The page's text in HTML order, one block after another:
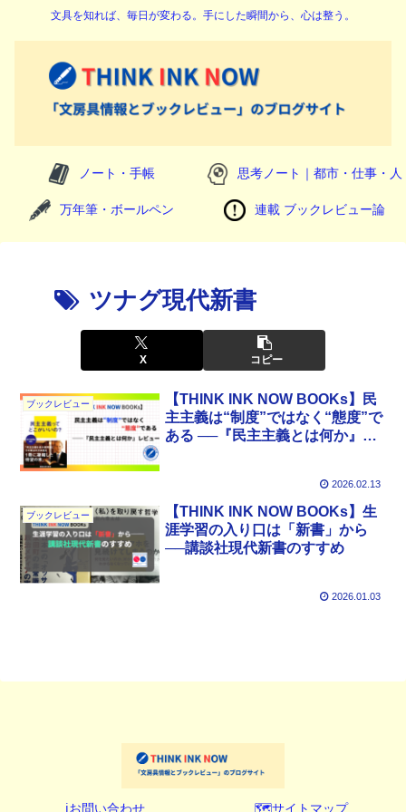
文具を知れば、毎日が変わる。手にした瞬間から、心は整う。
ノート・手帳 思考ノート｜都市・仕事・人
万年筆・ボールペン 連載 ブックレビュー論
ツナグ現代新書
X コピー
ブックレビュー
【THINK INK NOW BOOKs】民
主主義は“制度”ではなく“態度”で
ある ──『民主主義とは何か』レ
2026.02.13
ブックレビュー
【THINK INK NOW BOOKs】生
涯学習の入り口は「新書」から
──講談社現代新書のすすめ
2026.01.03
ℹ️お問い合わせ 🗺️サイトマップ